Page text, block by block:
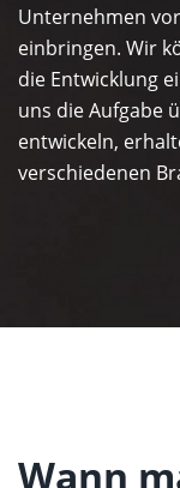
Unternehmen
einbringen. Wir
die Entwicklung
uns die Aufgabe
entwickeln,
verschiedenen
Wann